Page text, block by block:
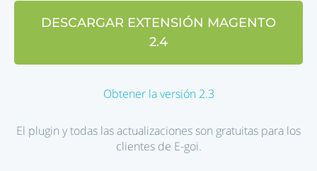
DESCARGAR EXTENSIÓN MAGENTO
2.4
Obtener la versión 2.3
El plugin y todas las actualizaciones son gratuitas para los
clientes de E-goi.